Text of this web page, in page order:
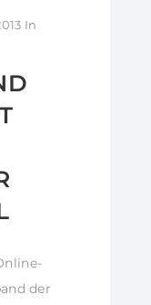
In
der